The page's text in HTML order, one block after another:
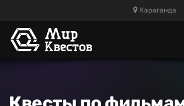
Караганда